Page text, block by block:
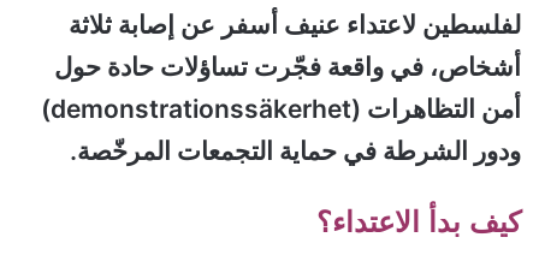
لفلسطين لاعتداء عنيف أسفر عن إصابة ثلاثة
أشخاص، في واقعة فجّرت تساؤلات حادة حول
أمن التظاهرات (demonstrationssäkerhet)
ودور الشرطة في حماية التجمعات المرخّصة.
كيف بدأ الاعتداء؟